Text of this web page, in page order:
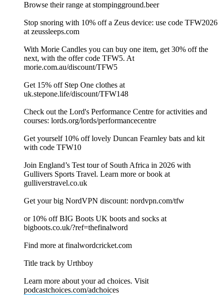
Browse their range at ⁠⁠⁠⁠⁠⁠⁠⁠⁠⁠⁠⁠⁠⁠⁠⁠⁠⁠⁠⁠⁠⁠⁠⁠⁠⁠⁠⁠⁠⁠⁠⁠⁠⁠⁠⁠⁠⁠⁠⁠⁠⁠stompingground.beer⁠⁠⁠⁠⁠⁠⁠⁠⁠⁠⁠⁠⁠⁠⁠⁠⁠⁠⁠⁠⁠⁠⁠⁠⁠⁠⁠⁠⁠⁠⁠⁠⁠⁠⁠⁠⁠⁠⁠⁠⁠⁠⁠⁠⁠⁠⁠⁠⁠⁠⁠⁠⁠⁠⁠⁠⁠⁠⁠⁠⁠⁠⁠⁠⁠⁠⁠⁠⁠⁠⁠⁠⁠⁠⁠⁠⁠⁠
Stop snoring with 10% off a Zeus device: use code TFW2026
at ⁠⁠⁠⁠⁠⁠⁠⁠⁠⁠⁠⁠⁠⁠⁠⁠⁠⁠⁠⁠⁠⁠⁠⁠⁠⁠⁠⁠⁠⁠⁠⁠⁠⁠⁠⁠⁠⁠⁠⁠⁠⁠⁠⁠⁠⁠⁠⁠⁠⁠⁠⁠⁠⁠⁠⁠⁠⁠⁠⁠⁠⁠⁠⁠⁠⁠⁠⁠⁠⁠⁠⁠⁠⁠⁠⁠⁠⁠⁠⁠zeussleeps.com⁠⁠⁠⁠⁠⁠⁠⁠⁠⁠⁠⁠⁠⁠⁠⁠⁠⁠⁠⁠⁠⁠⁠⁠⁠⁠⁠⁠⁠⁠⁠⁠⁠⁠⁠⁠⁠⁠⁠⁠⁠⁠⁠⁠⁠⁠⁠⁠⁠⁠⁠⁠⁠⁠⁠⁠⁠⁠⁠⁠⁠⁠⁠⁠⁠⁠⁠⁠⁠⁠⁠⁠⁠⁠⁠⁠⁠⁠⁠⁠
With Morie Candles you can buy one item, get 30% off the
next, with the offer code TFW5. At
⁠⁠⁠⁠⁠⁠⁠⁠⁠⁠⁠⁠⁠⁠⁠⁠⁠⁠⁠⁠⁠⁠⁠⁠⁠morie.com.au⁠⁠⁠⁠⁠⁠⁠⁠⁠⁠⁠⁠⁠/discount/TFW5⁠⁠
Get 15% off Step One clothes at
⁠⁠⁠⁠⁠⁠⁠⁠⁠⁠⁠⁠⁠⁠⁠⁠⁠⁠⁠⁠⁠⁠⁠⁠⁠⁠⁠⁠⁠⁠⁠⁠⁠⁠⁠⁠⁠⁠⁠⁠⁠⁠⁠⁠⁠⁠⁠⁠⁠⁠uk.stepone.life/discount/TFW148⁠⁠⁠⁠⁠⁠⁠⁠⁠⁠⁠⁠⁠⁠⁠⁠⁠⁠⁠⁠⁠⁠⁠⁠⁠⁠⁠⁠⁠⁠⁠⁠⁠⁠⁠⁠⁠⁠⁠⁠⁠⁠⁠⁠⁠⁠⁠⁠⁠⁠⁠⁠⁠⁠⁠⁠⁠⁠⁠⁠⁠⁠⁠⁠⁠⁠⁠⁠⁠⁠⁠
Check out the Lord's Performance Centre for activities and
courses: ⁠⁠⁠⁠⁠⁠⁠⁠⁠⁠⁠⁠⁠⁠⁠⁠⁠⁠⁠⁠⁠⁠⁠⁠⁠⁠⁠⁠⁠⁠lords.org/lords/performancecentre⁠⁠⁠⁠⁠⁠⁠⁠⁠⁠⁠⁠⁠⁠⁠⁠⁠⁠⁠⁠⁠⁠⁠⁠⁠⁠⁠⁠⁠⁠
Get yourself 10% off lovely ⁠⁠⁠⁠⁠⁠⁠⁠⁠⁠⁠⁠⁠⁠⁠⁠⁠⁠⁠Duncan Fearnley ⁠⁠⁠⁠⁠⁠⁠⁠⁠⁠⁠⁠⁠⁠⁠⁠⁠⁠⁠bats and kit
with code TFW10
Join England’s Test tour of South Africa in 2026 with
Gullivers Sports Travel. Learn more or book at
⁠⁠⁠⁠⁠⁠⁠⁠⁠⁠⁠⁠⁠⁠⁠⁠⁠⁠⁠⁠⁠⁠⁠⁠⁠⁠⁠gulliverstravel.co.uk⁠⁠⁠⁠⁠⁠⁠⁠⁠⁠⁠⁠⁠⁠⁠⁠⁠⁠⁠⁠⁠⁠⁠⁠⁠⁠
⁠⁠⁠⁠⁠⁠⁠⁠⁠⁠⁠⁠⁠⁠⁠⁠⁠⁠⁠⁠⁠⁠⁠⁠⁠⁠⁠⁠⁠⁠⁠⁠⁠⁠⁠⁠⁠⁠⁠⁠⁠⁠⁠⁠⁠⁠⁠⁠⁠⁠⁠⁠⁠⁠⁠⁠⁠⁠⁠⁠⁠⁠⁠⁠⁠⁠⁠⁠⁠⁠⁠⁠⁠⁠⁠⁠⁠⁠⁠⁠⁠⁠⁠⁠⁠⁠⁠⁠⁠⁠⁠⁠⁠⁠⁠⁠⁠⁠⁠⁠⁠⁠⁠⁠⁠⁠⁠⁠⁠⁠⁠⁠⁠⁠⁠⁠⁠⁠⁠⁠⁠⁠⁠⁠⁠⁠⁠⁠⁠⁠⁠⁠⁠⁠⁠⁠⁠⁠⁠⁠⁠⁠⁠⁠⁠⁠⁠⁠⁠⁠⁠⁠⁠⁠⁠⁠⁠⁠⁠⁠⁠⁠⁠⁠⁠⁠⁠⁠⁠⁠⁠⁠⁠⁠⁠⁠⁠⁠⁠⁠⁠⁠⁠⁠⁠⁠⁠⁠⁠⁠⁠⁠⁠⁠⁠⁠⁠⁠⁠⁠⁠⁠⁠⁠⁠⁠⁠⁠⁠⁠⁠⁠⁠⁠⁠⁠⁠⁠⁠⁠⁠⁠⁠⁠⁠⁠⁠⁠⁠Get your big NordVPN discount: ⁠⁠⁠⁠⁠⁠⁠⁠⁠⁠⁠⁠⁠⁠⁠⁠⁠⁠⁠⁠⁠⁠⁠⁠⁠⁠⁠⁠⁠⁠⁠⁠⁠⁠⁠⁠⁠⁠⁠⁠⁠⁠⁠⁠⁠⁠⁠⁠⁠⁠⁠⁠⁠⁠⁠⁠⁠⁠⁠⁠⁠⁠⁠⁠⁠⁠⁠⁠⁠⁠⁠⁠⁠⁠⁠⁠⁠⁠⁠⁠⁠⁠⁠⁠⁠⁠⁠⁠⁠⁠⁠⁠⁠⁠⁠⁠⁠⁠⁠⁠⁠⁠⁠⁠⁠⁠⁠⁠⁠⁠⁠⁠⁠⁠⁠⁠⁠⁠⁠⁠⁠⁠⁠nordvpn.com/tfw⁠⁠⁠⁠⁠⁠⁠⁠⁠⁠⁠⁠⁠⁠⁠⁠⁠⁠⁠⁠⁠⁠⁠⁠⁠⁠⁠⁠⁠⁠⁠⁠⁠⁠⁠⁠⁠⁠⁠⁠⁠⁠⁠⁠⁠⁠⁠⁠⁠⁠⁠⁠⁠⁠⁠⁠⁠⁠⁠⁠⁠⁠⁠⁠⁠⁠⁠⁠⁠⁠⁠⁠⁠⁠⁠⁠⁠⁠⁠⁠⁠⁠⁠⁠⁠⁠⁠⁠⁠⁠⁠⁠⁠⁠⁠⁠⁠⁠⁠⁠⁠⁠⁠⁠⁠⁠⁠⁠⁠⁠⁠⁠⁠⁠⁠⁠⁠⁠⁠⁠⁠⁠⁠
or 10% off BIG Boots UK boots and socks at
⁠⁠⁠⁠⁠⁠⁠⁠⁠⁠⁠⁠⁠⁠⁠⁠⁠⁠⁠⁠⁠⁠⁠⁠⁠⁠⁠⁠⁠⁠⁠⁠⁠⁠⁠⁠⁠⁠⁠⁠⁠⁠⁠⁠⁠⁠⁠⁠⁠⁠⁠⁠⁠⁠⁠⁠⁠⁠⁠⁠⁠⁠⁠⁠⁠⁠⁠⁠⁠⁠⁠⁠⁠⁠⁠⁠⁠⁠bigboots.co.uk/?ref=thefinalword⁠⁠⁠⁠⁠⁠⁠⁠⁠⁠⁠⁠⁠⁠⁠⁠⁠⁠⁠⁠⁠⁠⁠⁠⁠⁠⁠⁠⁠⁠⁠⁠⁠⁠⁠⁠⁠⁠⁠⁠⁠⁠⁠⁠⁠⁠⁠⁠⁠⁠⁠⁠⁠⁠⁠⁠⁠⁠⁠⁠⁠⁠⁠⁠⁠⁠⁠⁠⁠⁠⁠⁠⁠⁠⁠⁠⁠⁠
Find more at ⁠⁠⁠⁠⁠⁠⁠⁠⁠⁠⁠⁠⁠⁠⁠⁠⁠⁠⁠⁠⁠⁠⁠⁠⁠⁠⁠⁠⁠⁠⁠⁠⁠⁠⁠⁠⁠⁠⁠⁠⁠⁠⁠⁠⁠⁠⁠⁠⁠⁠⁠⁠⁠⁠⁠⁠⁠⁠⁠⁠⁠⁠⁠⁠⁠⁠⁠⁠⁠⁠⁠⁠⁠⁠⁠⁠⁠⁠⁠⁠⁠⁠⁠⁠⁠⁠⁠⁠⁠⁠⁠⁠⁠⁠⁠⁠⁠⁠⁠⁠⁠⁠⁠⁠⁠⁠⁠⁠⁠⁠⁠⁠⁠⁠⁠⁠⁠⁠⁠⁠⁠⁠finalwordcricket.com⁠⁠⁠⁠⁠⁠⁠⁠⁠⁠⁠⁠⁠⁠⁠⁠⁠⁠⁠⁠⁠⁠⁠⁠⁠⁠⁠⁠⁠⁠⁠⁠⁠⁠⁠⁠⁠⁠⁠⁠⁠⁠⁠⁠⁠⁠⁠⁠⁠⁠⁠⁠⁠⁠⁠⁠⁠⁠⁠⁠⁠⁠⁠⁠⁠⁠⁠⁠⁠⁠⁠⁠⁠⁠⁠⁠⁠⁠⁠⁠⁠⁠⁠⁠⁠⁠⁠⁠⁠⁠⁠⁠⁠⁠⁠⁠⁠⁠⁠⁠⁠⁠⁠⁠⁠⁠⁠⁠⁠⁠⁠⁠⁠⁠⁠⁠⁠⁠⁠⁠⁠⁠
Title track by ⁠⁠⁠⁠⁠⁠⁠⁠⁠⁠⁠⁠⁠⁠⁠⁠⁠⁠⁠⁠⁠⁠⁠⁠⁠⁠⁠⁠⁠⁠⁠⁠⁠⁠⁠⁠⁠⁠⁠⁠⁠⁠⁠⁠⁠⁠⁠⁠⁠⁠⁠⁠⁠⁠⁠⁠⁠⁠⁠⁠⁠⁠⁠⁠⁠⁠⁠⁠⁠⁠⁠⁠⁠⁠⁠⁠⁠⁠⁠⁠⁠⁠⁠⁠⁠⁠⁠⁠⁠⁠⁠⁠⁠⁠⁠⁠⁠⁠⁠⁠⁠⁠⁠⁠⁠⁠⁠⁠⁠⁠⁠⁠⁠⁠⁠⁠⁠⁠⁠⁠⁠⁠Urthboy⁠⁠⁠⁠⁠⁠⁠⁠⁠⁠⁠⁠⁠⁠⁠⁠⁠⁠⁠⁠⁠⁠⁠⁠⁠⁠⁠⁠⁠⁠⁠
Learn more about your ad choices. Visit
podcastchoices.com/adchoices